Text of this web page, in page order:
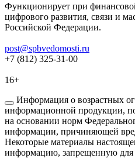
Функционирует при
цифрового развития, связи и
Российской Федерации.
post@spbvedomosti.ru
+7 (812) 325-31-00
16+
Информация о возрастных
информационной продукции,
на основании норм
информации, причиняющей
Некоторые материалы
информацию, запрещенную для